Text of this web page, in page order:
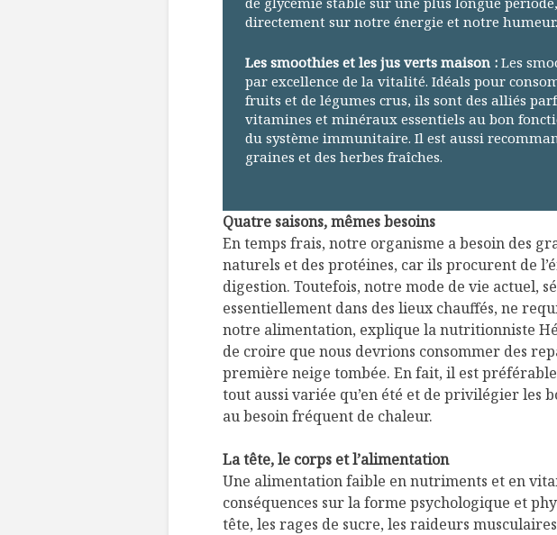
directement sur notre énergie et notre humeur.
Les smoothies et les jus verts maison : Les
par excellence de la vitalité. Idéals pour
fruits et de légumes crus, ils sont des alliés
vitamines et minéraux essentiels au bon
du système immunitaire. Il est aussi
graines et des herbes fraîches.
Quatre saisons, mêmes besoins
En temps frais, notre organisme a besoin des
naturels et des protéines, car ils procurent de
digestion. Toutefois, notre mode de vie actuel,
essentiellement dans des lieux chauffés, ne
notre alimentation, explique la nutritionniste
de croire que nous devrions consommer des
première neige tombée. En fait, il est
tout aussi variée qu’en été et de privilégier les
au besoin fréquent de chaleur.
La tête, le corps et l’alimentation
Une alimentation faible en nutriments et en
conséquences sur la forme psychologique et
tête, les rages de sucre, les raideurs